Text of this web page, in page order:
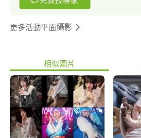
上，以活動紀錄為例，雙人拍攝可以確保畫
上也有更多元豐富的場景，以及燈光架設
照， 補光補得好效果是讓人物看起來更立體
擾，達到高品質的服務 以下為我們服務項目 ►Image Advertising
broadcast|現場直播 ►Aerial Photography
Carnival Photography | 廟會紀錄
Photography｜建案拍攝 歡迎洽詢 商業影片:
https://vimeo.com/footmarktw
更多活動平面攝影
相似圖片